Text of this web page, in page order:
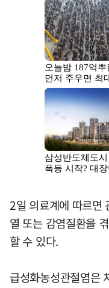
2일 의료계에 따르면
열 또는 감염질환을
할 수 있다.
급성화농성관절염은